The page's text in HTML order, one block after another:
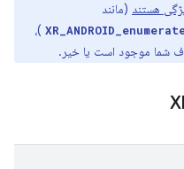
(مانند
)،
شما موجود است یا خیر.